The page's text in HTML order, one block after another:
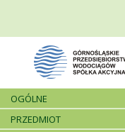
OGÓLNE
PRZEDMIOT